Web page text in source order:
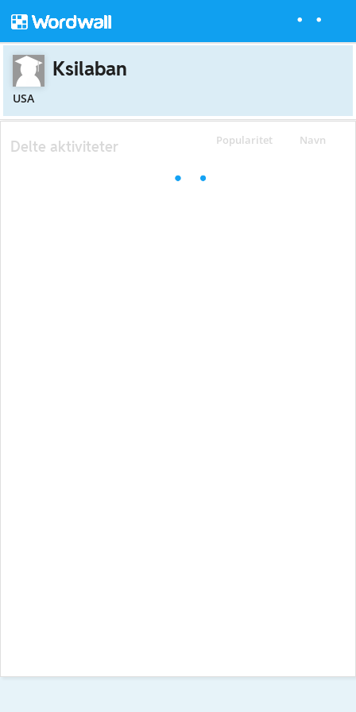
Ksilaban
USA
Popularitet Navn
Delte aktiviteter